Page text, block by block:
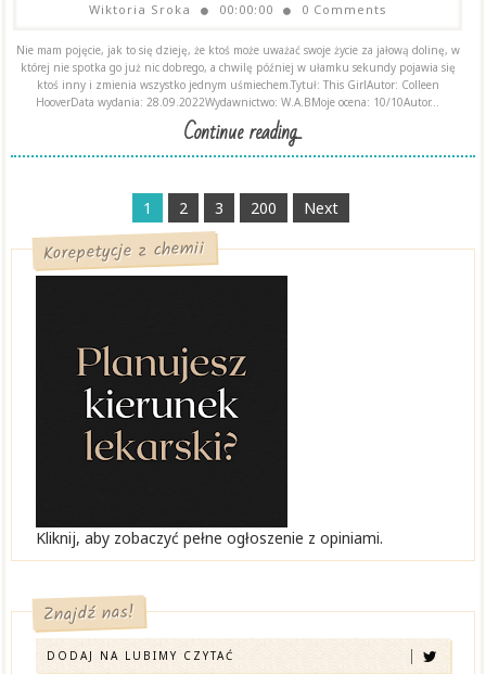
Wiktoria Sroka 00:00:00 0 Comments
Nie mam pojęcie, jak to się dzieję, że ktoś może uważać swoje życie za jałową dolinę, w
której nie spotka go już nic dobrego, a chwilę później w ułamku sekundy pojawia się
ktoś inny i zmienia wszystko jednym uśmiechem.Tytuł: This GirlAutor: Colleen
HooverData wydania: 28.09.2022Wydawnictwo: W.A.BMoje ocena: 10/10Autor...
Continue reading...
1 2 3 200 Next
Korepetycje z chemii
Kliknij, aby zobaczyć pełne ogłoszenie z opiniami.
Znajdź nas!
DODAJ NA LUBIMY CZYTAĆ